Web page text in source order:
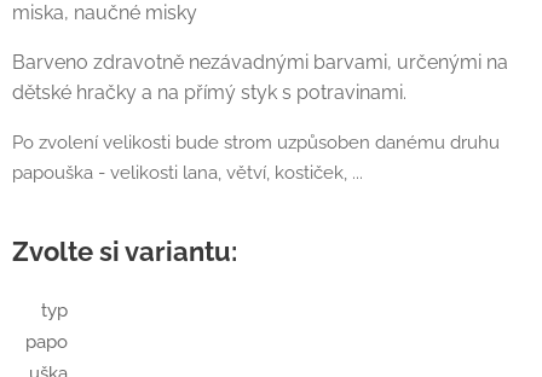
miska, naučné misky
Barveno zdravotně nezávadnými barvami, určenými na
dětské hračky a na přímý styk s potravinami.
Po zvolení velikosti bude strom uzpůsoben danému druhu
papouška - velikosti lana, větví, kostiček, ...
Zvolte si variantu:
typ
papo